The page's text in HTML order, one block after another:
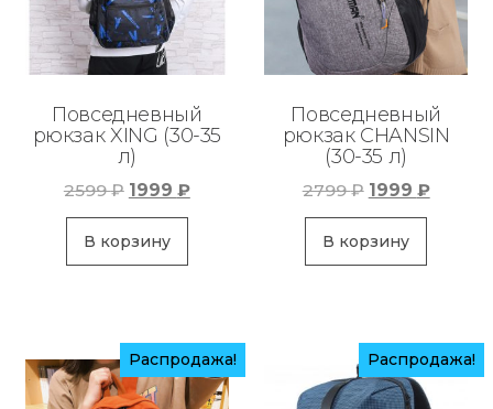
Повседневный
рюкзак XING (30-35
л)
2599₽ Первоначальная
цена
составляла
2599 ₽.
1999 ₽Текущая
В корзину
Повседневный
рюкзак CHANSIN
(30-35 л)
2799₽
цена
составляла
2799 ₽.
1999 ₽
В корзину
Распродажа! Распродажа!